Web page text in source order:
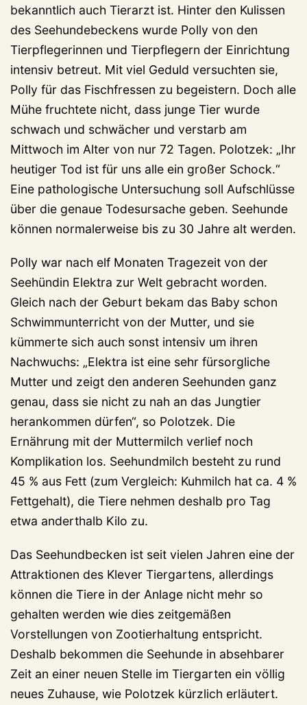
bekanntlich auch Tierarzt ist. Hinter den Kulissen
des Seehundebeckens wurde Polly von den
Tierpflegerinnen und Tierpflegern der Einrichtung
intensiv betreut. Mit viel Geduld versuchten sie,
Polly für das Fischfressen zu begeistern. Doch alle
Mühe fruchtete nicht, dass junge Tier wurde
schwach und schwächer und verstarb am
Mittwoch im Alter von nur 72 Tagen. Polotzek: „Ihr
heutiger Tod ist für uns alle ein großer Schock.“
Eine pathologische Untersuchung soll Aufschlüsse
über die genaue Todesursache geben. Seehunde
können normalerweise bis zu 30 Jahre alt werden.
Polly war nach elf Monaten Tragezeit von der
Seehündin Elektra zur Welt gebracht worden.
Gleich nach der Geburt bekam das Baby schon
Schwimmunterricht von der Mutter, und sie
kümmerte sich auch sonst intensiv um ihren
Nachwuchs: „Elektra ist eine sehr fürsorgliche
Mutter und zeigt den anderen Seehunden ganz
genau, dass sie nicht zu nah an das Jungtier
herankommen dürfen“, so Polotzek. Die
Ernährung mit der Muttermilch verlief noch
Komplikation los. Seehundmilch besteht zu rund
45 % aus Fett (zum Vergleich: Kuhmilch hat ca. 4 %
Fettgehalt), die Tiere nehmen deshalb pro Tag
etwa anderthalb Kilo zu.
Das Seehundbecken ist seit vielen Jahren eine der
Attraktionen des Klever Tiergartens, allerdings
können die Tiere in der Anlage nicht mehr so
gehalten werden wie dies zeitgemäßen
Vorstellungen von Zootierhaltung entspricht.
Deshalb bekommen die Seehunde in absehbarer
Zeit an einer neuen Stelle im Tiergarten ein völlig
neues Zuhause, wie Polotzek kürzlich erläutert.